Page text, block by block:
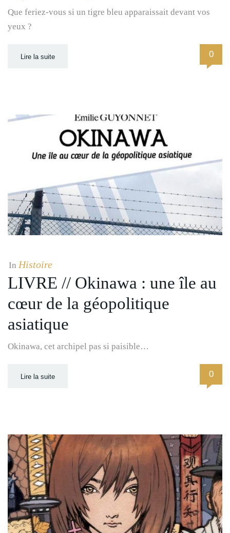
Que feriez-vous si un tigre bleu apparaissait devant vos
yeux ?
Lire la suite 0
In Histoire
LIVRE // Okinawa : une île au
cœur de la géopolitique
asiatique
Okinawa, cet archipel pas si paisible…
Lire la suite 0